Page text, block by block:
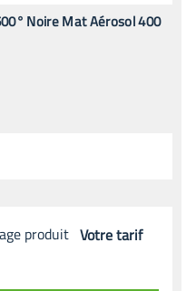
Noire Mat Aérosol 400
Votre tarif